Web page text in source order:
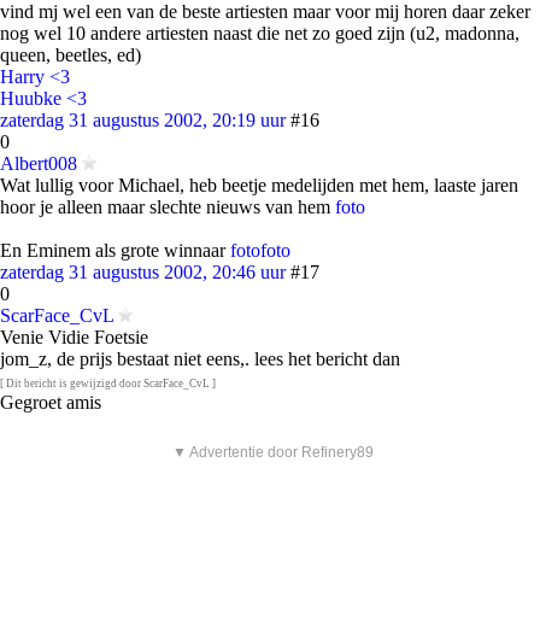
vind mj wel een van de beste artiesten maar voor mij horen daar zeker
nog wel 10 andere artiesten naast die net zo goed zijn (u2, madonna,
queen, beetles, ed)
Harry <3
Huubke <3
zaterdag 31 augustus 2002, 20:19 uur #16
0
Albert008
Wat lullig voor Michael, heb beetje medelijden met hem, laaste jaren
hoor je alleen maar slechte nieuws van hem foto
En Eminem als grote winnaarfotofoto
zaterdag 31 augustus 2002, 20:46 uur #17
0
ScarFace_CvL
Venie Vidie Foetsie
jom_z, de prijs bestaat niet eens,. lees het bericht dan
[ Dit bericht is gewijzigd door ScarFace_CvL ]
Gegroet amis
▼ Advertentie door Refinery89